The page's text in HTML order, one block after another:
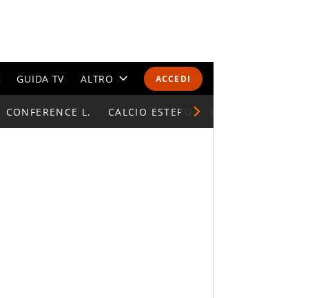
ACCEDI
GUIDA TV ALTRO
CALENDARI E CLASSIFICHE
CONFERENCE L. CALCIO ESTERO